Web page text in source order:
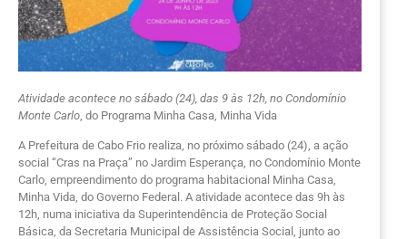
Atividade acontece no sábado (24), das 9 às 12h, no Condomínio
Monte Carlo , do Programa Minha Casa, Minha Vida
A Prefeitura de Cabo Frio realiza, no próximo sábado (24), a ação
social “Cras na Praça” no Jardim Esperança, no Condomínio Monte
Carlo, empreendimento do programa habitacional Minha Casa,
Minha Vida, do Governo Federal. A atividade acontece das 9h às
12h, numa iniciativa da Superintendência de Proteção Social
Básica, da Secretaria Municipal de Assistência Social, junto ao